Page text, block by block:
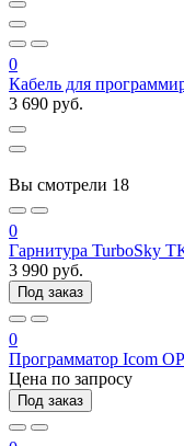
0
Кабель для
3 690 руб.
Вы смотрели 18
0
Гарнитура TurboSky
3 990 руб.
Под заказ
0
Программатор Icom
Цена по запросу
Под заказ